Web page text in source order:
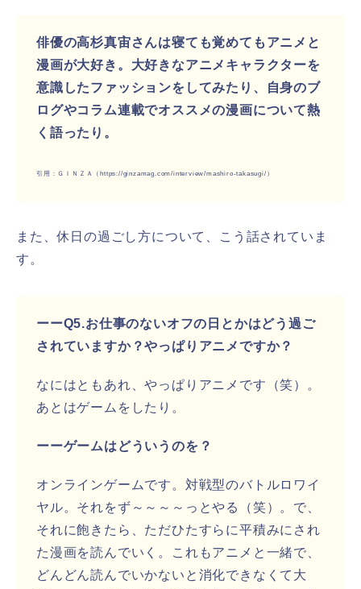
俳優の高杉真宙さんは寝ても覚めてもアニメと
漫画が大好き。大好きなアニメキャラクターを
意識したファッションをしてみたり、自身のブ
ログやコラム連載でオススメの漫画について熱
く語ったり。
引用：ＧＩＮＺＡ（https://ginzamag.com/interview/mashiro-takasugi/）
また、休日の過ごし方について、こう話されていま
す。
ーーQ5.お仕事のないオフの日とかはどう過ご
されていますか？やっぱりアニメですか？
なにはともあれ、やっぱりアニメです（笑）。
あとはゲームをしたり。
ーーゲームはどういうのを？
オンラインゲームです。対戦型のバトルロワイ
ヤル。それをず～～～～っとやる（笑）。で、
それに飽きたら、ただひたすらに平積みにされ
た漫画を読んでいく。これもアニメと一緒で、
どんどん読んでいかないと消化できなくて大